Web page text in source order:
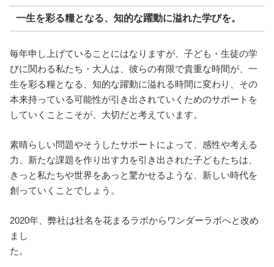
一生を彩る糧となる、知的な躍動に溢れた学びを。
毎年申し上げていることにはなりますが、子ども・生徒の学
びに関わる私たち・大人は、彼らの有限で貴重な時間が、一
生を彩る糧となる、知的な躍動に溢れる時間に変わり、その
本来持っている可能性が引き出されていくためのサポートを
していくことこそが、大切だと考えています。
素晴らしい問題やそうしたサポートによって、感性や考える
力、新たな課題を作り出す力を引き出された子どもたちは、
きっと私たちや世界をあっと驚かせるような、新しい時代を
創っていくことでしょう。
2020年、弊社は社名を花まるラボからワンダーラボへと改め
まし
た。